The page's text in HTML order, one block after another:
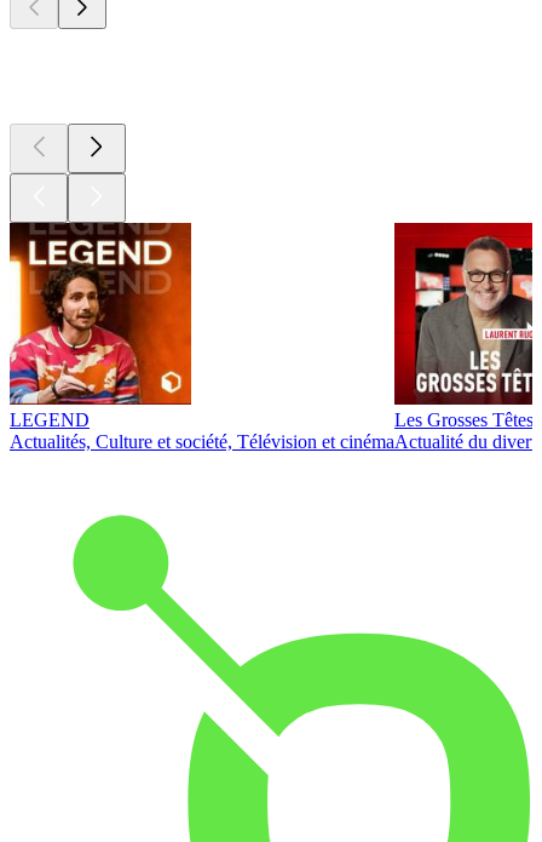
LEGEND
Actualités, Culture et société, Télévision et cinéma
Les Grosses Têtes
Actualité du